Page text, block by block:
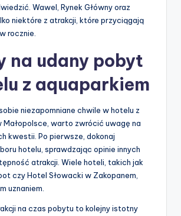
Wawel, Rynek Główny oraz
niektóre z atrakcji, które przyciągają
rocznie.
na udany pobyt
z aquaparkiem
niezapomniane chwile w hotelu z
Małopolsce, warto zwrócić uwagę na
kwestii. Po pierwsze, dokonaj
hotelu, sprawdzając opinie innych
atrakcji. Wiele hoteli, takich jak
czy Hotel Słowacki w Zakopanem,
uznaniem.
na czas pobytu to kolejny istotny